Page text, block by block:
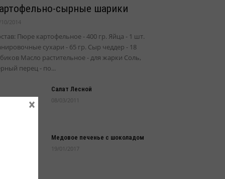
сырные шарики
2014
Пюре картофельное - 400 гр. Яйца - 1 шт.
сухари - 65 гр. Сыр чеддер - 18
Масло растительное - для жарки Соль,
перец - по...
Салат Лесной
08/03/2011
Медовое печенье с шоколадом
19/01/2017
×